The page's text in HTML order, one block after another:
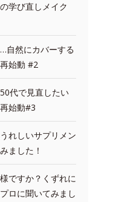
学び直しメイク
自然にカバーする
始動 #2
代で見直したい
始動#3
れしいサプリメン
ました！
ですか？くずれに
ロに聞いてみまし